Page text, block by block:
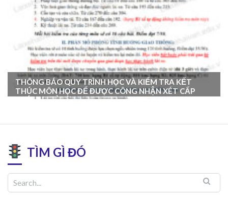
THÔNG BÁO QUY TRÌNH HỌC VÀ KIỂM TRA KẾT
THÚC MÔN HỌC ĐỂ ĐƯỢC CÔNG NHẬN XÉT CẤP
CHỨNG CHỈ CÁC HẠNG B1, B2 và C
TÌM GÌ ĐÓ